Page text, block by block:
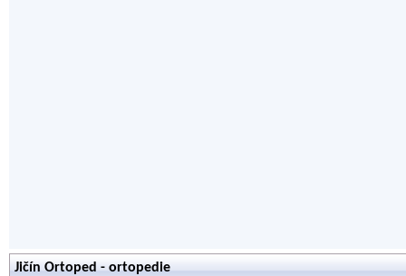
Jičín Ortoped - ortopedie